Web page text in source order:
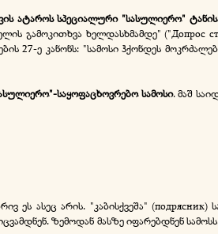
ატაროს სპეციალური "სასულიერო"
გამოკითხვა ხელდასხმამდე" ("Допрос
27-ე კანონს: "სამოსი ჰქონდეს
საყოფაცხოვრებო სამოსი. მაშ
ასეც არის. "კაბისქვეშა" (подрясник)
ზემოდან მასზე იფარებდნენ